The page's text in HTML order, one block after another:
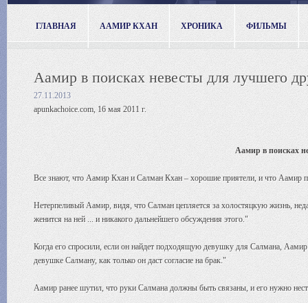
ГЛАВНАЯ ААМИР КХАН ХРОНИКА ФИЛЬМЫ
Аамир в поисках невесты для лучшего
27.11.2013
apunkachoice.com, 16 мая 2011 г.
Аамир в поисках
Все знают, что Аамир Кхан и Салман Кхан – хорошие приятели, и что Аамир
Нетерпеливый Аамир, видя, что Салман цепляется за холостяцкую жизнь,
женится на ней ... и никакого дальнейшего обсуждения этого."
Когда его спросили, если он найдет подходящую девушку для Салмана,
девушке Салману, как только он даст согласие на брак."
Аамир ранее шутил, что руки Салмана должны быть связаны, и его нужно